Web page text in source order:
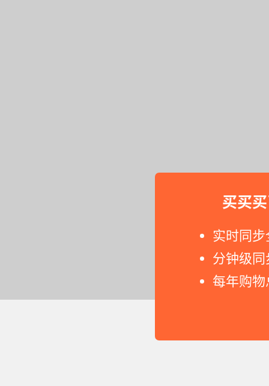
买买
实时同
分钟级
每年购